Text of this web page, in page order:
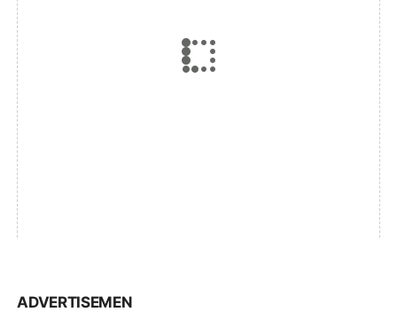
ADVERTISEMEN